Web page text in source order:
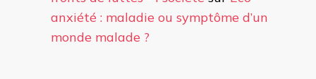
anxiété : maladie ou symptôme d’un
monde malade ?